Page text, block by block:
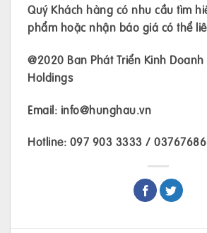
Quý Khách hàng có nhu cầu tìm
phẩm hoặc nhận báo giá có thể
@2020 Ban Phát Triển Kinh
Holdings
Email: info@hunghau.vn
Hotline: 097 903 3333 /